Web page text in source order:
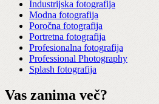
Industrijska fotografija
Modna fotografija
Poročna fotografija
Portretna fotografija
Profesionalna fotografija
Professional Photography
Splash fotografija
Vas zanima več?